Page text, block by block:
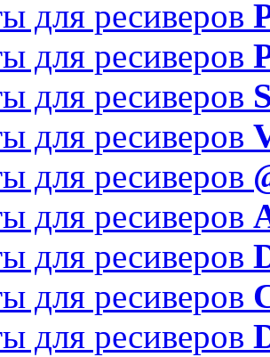
для ресиверов
для ресиверов
для ресиверов
для ресиверов
для ресиверов
для ресиверов
для ресиверов
для ресиверов
для ресиверов